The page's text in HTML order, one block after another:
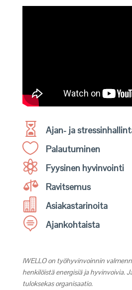
 Ajan- ja
 Palautuminen
 Fyysinen hyvinvointi
 Ravitsemus
 Asiakastarinoita
 Ajankohtaista
IWELLO on työhyvinvoinnin
henkilöistä energisiä ja hyvinvoivia.
tuloksekas organisaatio.